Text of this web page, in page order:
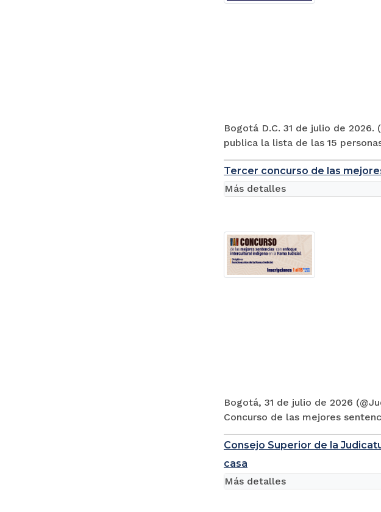
Bogotá D.C. 31 de julio de
publica la lista de las 15
Tercer concurso de las
Bogotá, 31 de julio de 2026
Concurso de las mejores
Más detalles
Consejo Superior de la
casa
Más detalles